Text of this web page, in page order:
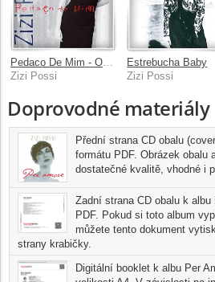
Pedaco De Mim - O Melhor De Zizi Possi
Zizi Possi
Estrebucha Baby
Zizi Possi
Doprovodné materiály
Přední strana CD obalu
formátu PDF. Obrázek obalu
dostatečné kvalitě, vhodné i
Zadní strana CD obalu k
PDF. Pokud si toto album
můžete tento dokument
strany krabičky.
Digitální booklet k albu Per